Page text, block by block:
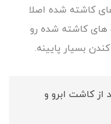
کاشته شده اصلا
های کاشته شده رو
بسیار پایینه.
کاشت ابرو و